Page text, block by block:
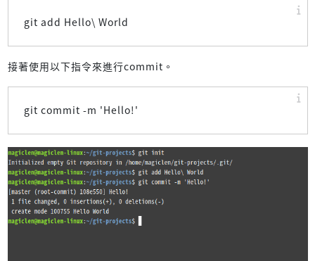
git add Hello\ World
接著使用以下指令來進行commit。
git commit -m 'Hello!'